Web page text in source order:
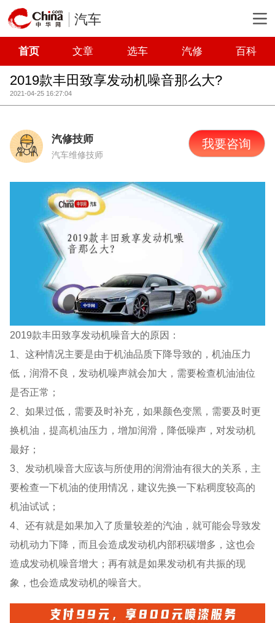
汽车
首页 文章 选车 汽修 百科
2019款丰田致享发动机噪音那么大?
2021-04-25 16:27:04
汽修技师
汽车维修技师
我要咨询
2019款丰田致享发动机噪音大的原因：
1、这种情况主要是由于机油品质下降导致的，机油压力
低，润滑不良，发动机噪声就会加大，需要检查机油油位
是否正常；
2、如果过低，需要及时补充，如果颜色变黑，需要及时更
换机油，提高机油压力，增加润滑，降低噪声，对发动机
最好；
3、发动机噪音大应该与所使用的润滑油有很大的关系，主
要检查一下机油的使用情况，建议先换一下粘稠度较高的
机油试试；
4、还有就是如果加入了质量较差的汽油，就可能会导致发
动机动力下降，而且会造成发动机内部积碳增多，这也会
造成发动机噪音增大；再有就是如果发动机有共振的现
象，也会造成发动机的噪音大。